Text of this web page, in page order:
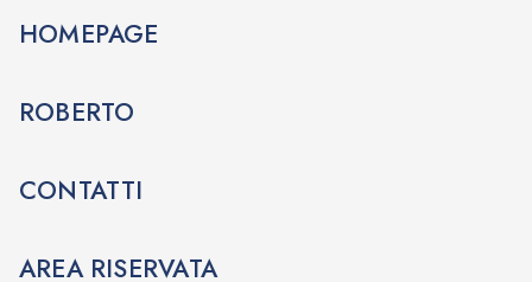
HOMEPAGE
ROBERTO
CONTATTI
AREA RISERVATA